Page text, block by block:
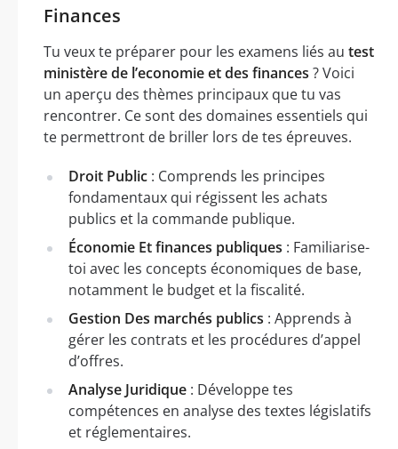
Finances
Tu veux te préparer pour les examens liés au test
ministère de l’economie et des finances ? Voici
un aperçu des thèmes principaux que tu vas
rencontrer. Ce sont des domaines essentiels qui
te permettront de briller lors de tes épreuves.
Droit Public : Comprends les principes
fondamentaux qui régissent les achats
publics et la commande publique.
Économie Et finances publiques : Familiarise-
toi avec les concepts économiques de base,
notamment le budget et la fiscalité.
Gestion Des marchés publics : Apprends à
gérer les contrats et les procédures d’appel
d’offres.
Analyse Juridique : Développe tes
compétences en analyse des textes législatifs
et réglementaires.